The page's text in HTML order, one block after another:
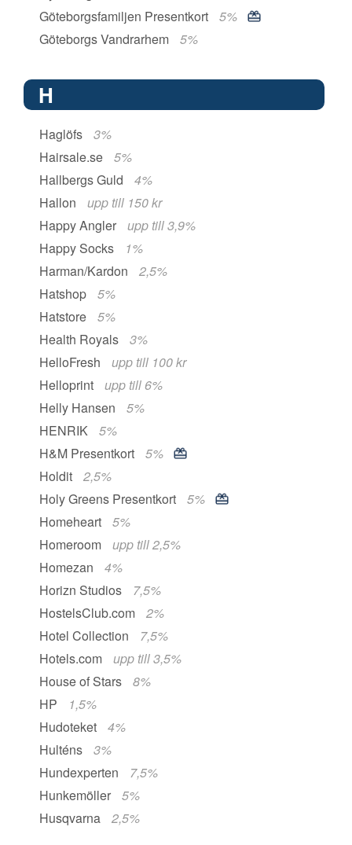
Göteborgsfamiljen Presentkort
5%
Göteborgs Vandrarhem
5%
H
Haglöfs
3%
Hairsale.se
5%
Hallbergs Guld
4%
Hallon
upp till 150 kr
Happy Angler
upp till 3,9%
Happy Socks
1%
Harman/Kardon
2,5%
Hatshop
5%
Hatstore
5%
Health Royals
3%
HelloFresh
upp till 100 kr
Helloprint
upp till 6%
Helly Hansen
5%
HENRIK
5%
H&M Presentkort
5%
Holdit
2,5%
Holy Greens Presentkort
5%
Homeheart
5%
Homeroom
upp till 2,5%
Homezan
4%
Horizn Studios
7,5%
HostelsClub.com
2%
Hotel Collection
7,5%
Hotels.com
upp till 3,5%
House of Stars
8%
HP
1,5%
Hudoteket
4%
Hulténs
3%
Hundexperten
7,5%
Hunkemöller
5%
Husqvarna
2,5%